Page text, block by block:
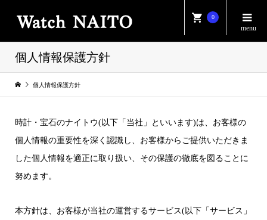
0
個人情報保護方針
個人情報保護方針
時計・宝石のナイトウ(以下「当社」といいます)は、お客様の
個人情報の重要性を深く認識し、お客様からご提供いただきま
した個人情報を適正に取り扱い、その保護の徹底を図ることに
努めます。
本方針は、お客様が当社の運営するサービス(以下「サービス」